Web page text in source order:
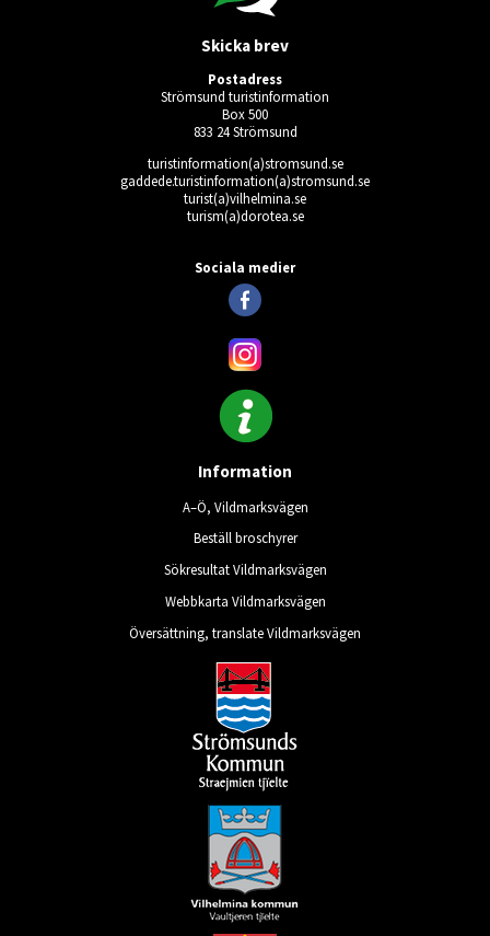
Skicka brev
Postadress
Strömsund turistinformation
Box 500
833 24 Strömsund
turistinformation(a)stromsund.se
gaddede.turistinformation(a)stromsund.se
turist(a)vilhelmina.se
turism(a)dorotea.se
Sociala medier
Information
A–Ö, Vildmarksvägen
Beställ broschyrer
Sökresultat Vildmarksvägen
Webbkarta Vildmarksvägen
Översättning, translate Vildmarksvägen